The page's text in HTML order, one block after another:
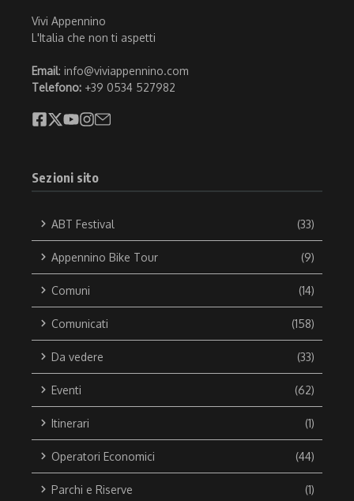
Vivi Appennino
L'Italia che non ti aspetti
Email: info@viviappennino.com
Telefono: +39 0534 527982
Sezioni sito
ABT Festival (33)
Appennino Bike Tour (9)
Comuni (14)
Comunicati (158)
Da vedere (33)
Eventi (62)
Itinerari (1)
Operatori Economici (44)
Parchi e Riserve (1)